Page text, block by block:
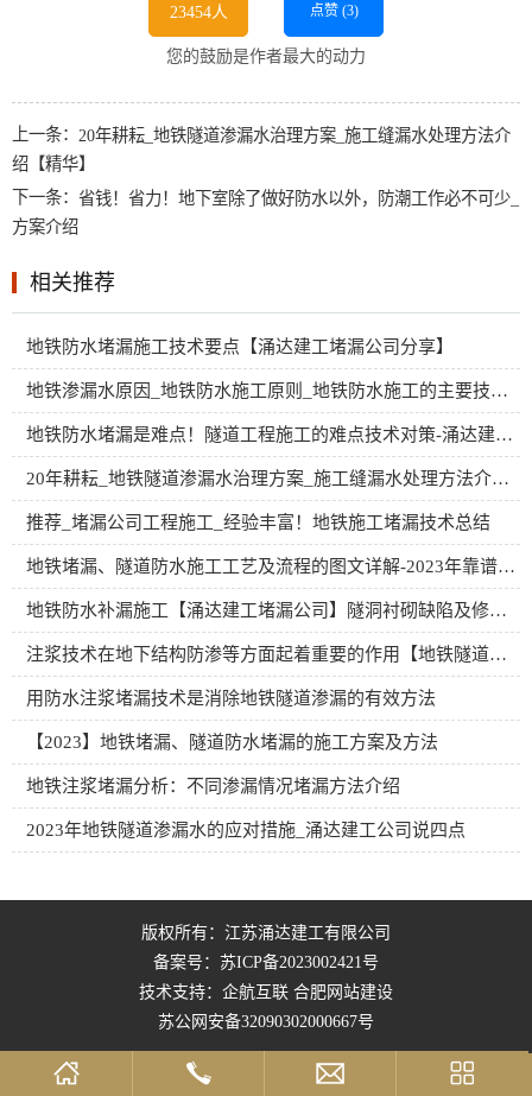
23454人
点赞 (3)
您的鼓励是作者最大的动力
上一条： 20年耕耘_地铁隧道渗漏水治理方案_施工缝漏水处理方法介
绍【精华】
下一条： 省钱！省力！地下室除了做好防水以外，防潮工作必不可少_
方案介绍
相关推荐
地铁防水堵漏施工技术要点【涌达建工堵漏公司分享】
地铁渗漏水原因_地铁防水施工原则_地铁防水施工的主要技术\渗漏治理
地铁防水堵漏是难点！隧道工程施工的难点技术对策-涌达建工堵漏公司
20年耕耘_地铁隧道渗漏水治理方案_施工缝漏水处理方法介绍【精华】
推荐_堵漏公司工程施工_经验丰富！地铁施工堵漏技术总结
地铁堵漏、隧道防水施工工艺及流程的图文详解-2023年靠谱堵漏公司
地铁防水补漏施工【涌达建工堵漏公司】隧洞衬砌缺陷及修补方案分享
注浆技术在地下结构防渗等方面起着重要的作用【地铁隧道堵漏】
用防水注浆堵漏技术是消除地铁隧道渗漏的有效方法
【2023】地铁堵漏、隧道防水堵漏的施工方案及方法
地铁注浆堵漏分析：不同渗漏情况堵漏方法介绍
2023年地铁隧道渗漏水的应对措施_涌达建工公司说四点
版权所有：江苏涌达建工有限公司
备案号： 苏ICP备2023002421号
技术支持：企航互联 合肥网站建设
苏公网安备32090302000667号